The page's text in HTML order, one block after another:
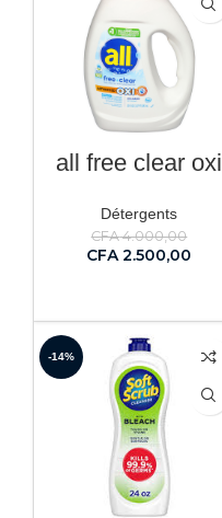
all free clear oxi
Détergents
CFA4.000,00
CFA 2.500,00
-14%